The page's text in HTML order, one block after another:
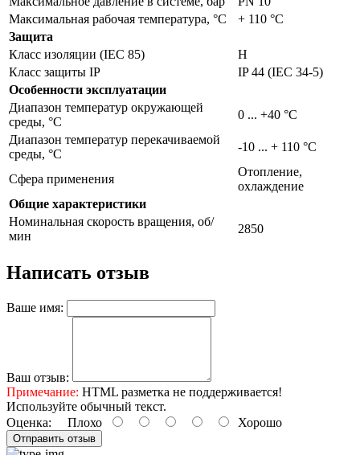
Максимальная рабочая температура, °С
+ 110 °C
Защита
Класс изоляции (IEC 85)
H
Класс защиты IP
IP 44 (IEC 34-5)
Особенности эксплуатации
Диапазон температур окружающей
среды, °С
0 ... +40 °C
Диапазон температур перекачиваемой
среды, °С
-10 ... + 110 °C
Сфера применения
Отопление,
охлаждение
Общие характеристики
Номинальная скорость вращения, об/
мин
2850
Написать отзыв
Ваше имя:
Ваш отзыв:
Примечание: HTML разметка не поддерживается!
Используйте обычный текст.
Оценка: Плохо Хорошо
Отправить отзыв